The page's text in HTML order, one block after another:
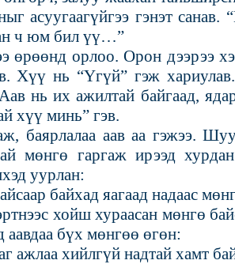
асуугаагүйгээ гэнэт
ч юм бил үү…”
өрөөнд орлоо. Орон дээрээ
Хүү нь “Үгүй” гэж
нь их ажилтай байгаад,
хүү минь” гэв.
баярлалаа аав аа гэжээ.
мөнгө гаргаж ирээд
уурлан:
байхад яагаад надаас
хойш хураасан мөнгө
аавдаа бүх мөнгөө өгөн:
ажлаа хийлгүй надтай хамт